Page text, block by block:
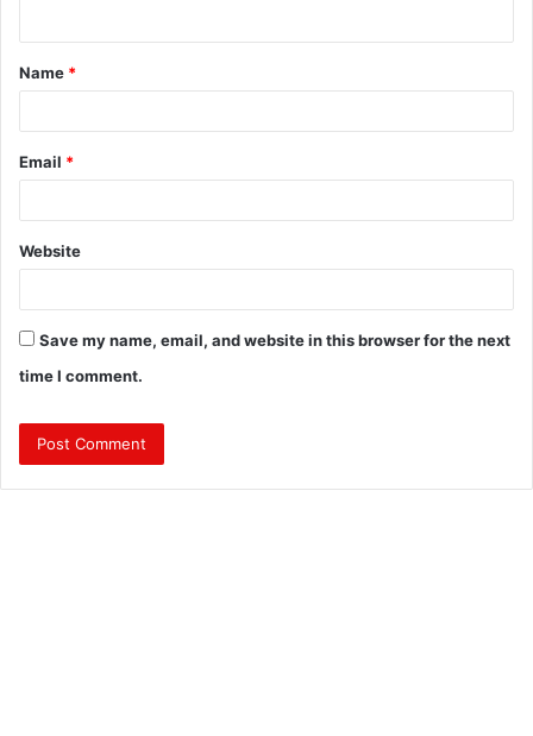
t
*
Name *
Email *
Website
Save my name, email, and website in this browser for the next
time I comment.